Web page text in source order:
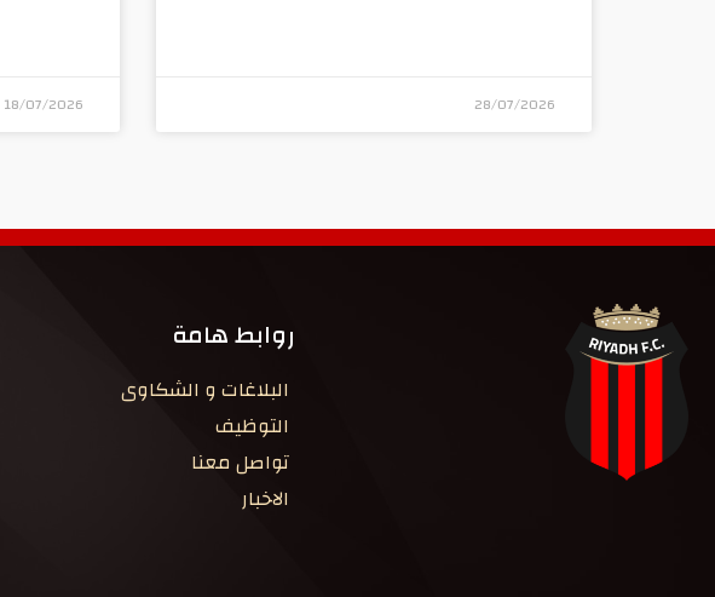
28/07/2026
18/07/2026
روابط هامة
البلاغات و الشكاوى
التوظيف
تواصل معنا
الاخبار